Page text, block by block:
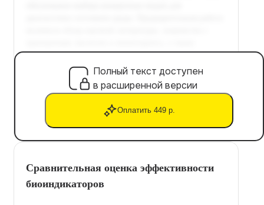
Полный текст доступен
в расширенной версии
Оплатить 449 р.
Сравнительная оценка эффективности
биоиндикаторов